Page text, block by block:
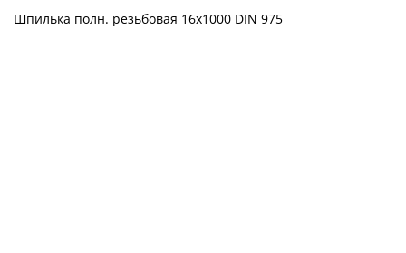
Шпилька полн. резьбовая 16х1000 DIN 975